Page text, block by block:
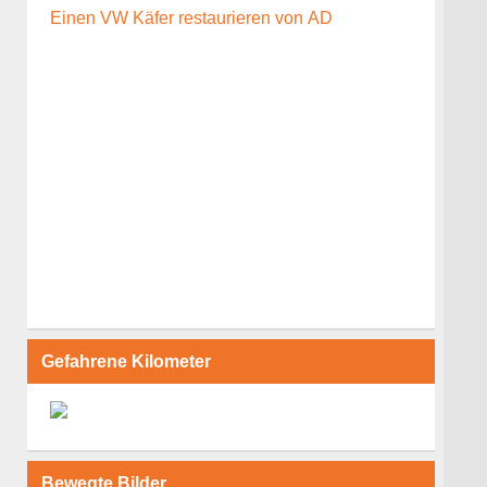
Einen VW Käfer restaurieren von AD
Gefahrene Kilometer
Bewegte Bilder